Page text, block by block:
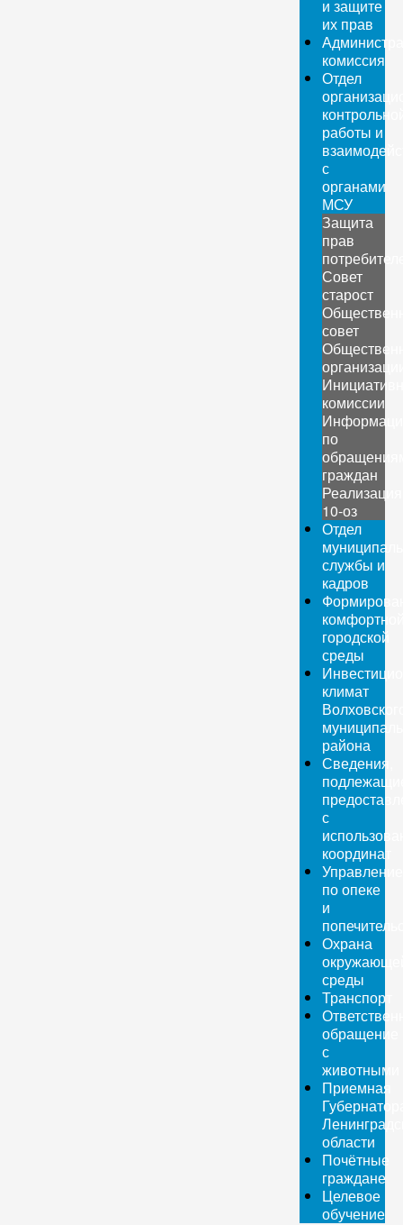
и защите
их прав
комиссия
Отдел
работы и
с
органами
МСУ
Защита
прав
Совет
старост
совет
комиссии
по
граждан
Реализация
10-оз
Отдел
службы и
кадров
городской
среды
климат
района
Сведения,
с
координат
Управление
по опеке
и
Охрана
среды
Транспорт
обращение
с
животными
Приемная
области
Почётные
граждане
Целевое
обучение